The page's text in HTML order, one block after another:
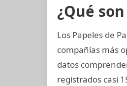
¿Qué
Los Papeles de
compañías más
datos
registrados casi